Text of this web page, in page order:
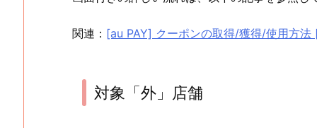
関連： [au PAY] クーポンの取得/獲得/使用方法
対象「外」店舗